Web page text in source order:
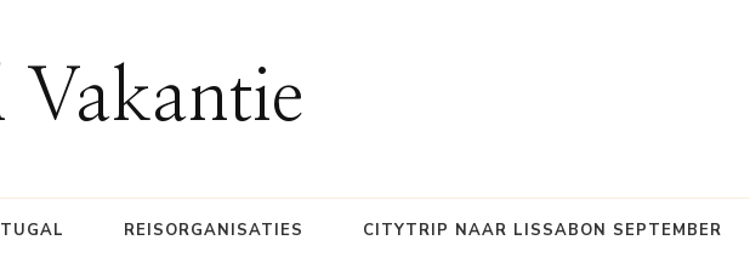
Vakantie
REISORGANISATIES CITYTRIP NAAR LISSABON SEPTEMBER